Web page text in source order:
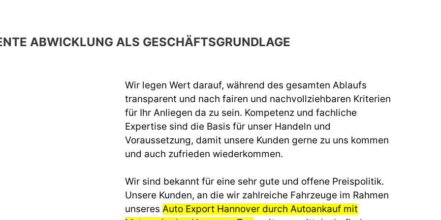
ABWICKLUNG ALS GESCHÄFTSGRUNDLAGE
Wir legen Wert darauf, während des gesamten Ablaufs
transparent und nach fairen und nachvollziehbaren Kriterien
für Ihr Anliegen da zu sein. Kompetenz und fachliche
Expertise sind die Basis für unser Handeln und
Voraussetzung, damit unsere Kunden gerne zu uns kommen
und auch zufrieden wiederkommen.
Wir sind bekannt für eine sehr gute und offene Preispolitik.
Unsere Kunden, an die wir zahlreiche Fahrzeuge im Rahmen
unseres Auto Export Hannover durch Autoankauf mit